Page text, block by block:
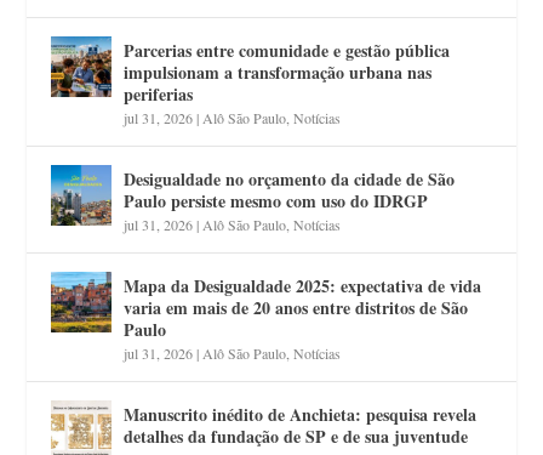
Parcerias entre comunidade e gestão pública
impulsionam a transformação urbana nas
periferias
jul 31, 2026| Alô São Paulo ,Notícias
Desigualdade no orçamento da cidade de São
Paulo persiste mesmo com uso do IDRGP
jul 31, 2026| Alô São Paulo ,Notícias
Mapa da Desigualdade 2025: expectativa de vida
varia em mais de 20 anos entre distritos de São
Paulo
jul 31, 2026| Alô São Paulo ,Notícias
Manuscrito inédito de Anchieta: pesquisa revela
detalhes da fundação de SP e de sua juventude